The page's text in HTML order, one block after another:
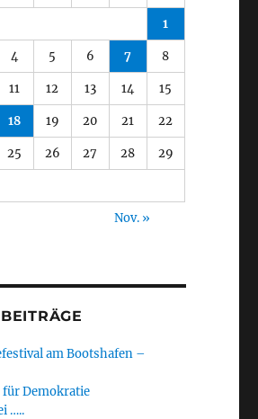
1
4 5 6 7 8
11 12 13 14 15
18 19 20 21 22
25 26 27 28 29
Nov. »
am Bootshafen –
Demokratie
…..